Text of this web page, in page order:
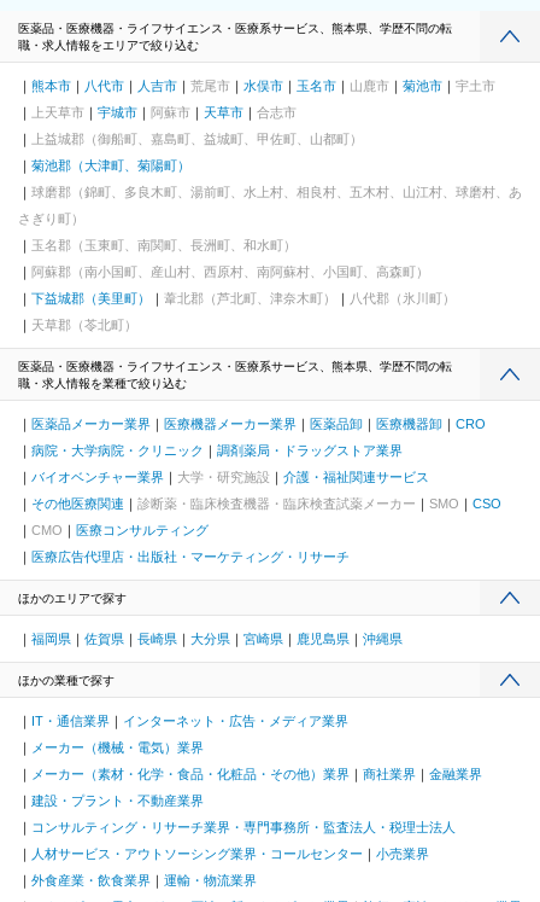
医薬品・医療機器・ライフサイエンス・医療系サービス、熊本県、学歴不問の転
職・求人情報をエリアで絞り込む
熊本市 八代市 人吉市 荒尾市 水俣市 玉名市 山鹿市 菊池市
宇土市
上天草市
宇城市 阿蘇市 天草市
合志市
上益城郡（御船町、嘉島町、益城町、甲佐町、山都町）
菊池郡（大津町、菊陽町）
球磨郡（錦町、多良木町、湯前町、水上村、相良村、五木村、山江村、球磨村、あ
さぎり町）
玉名郡（玉東町、南関町、長洲町、和水町）
阿蘇郡（南小国町、産山村、西原村、南阿蘇村、小国町、高森町）
下益城郡（美里町）
葦北郡（芦北町、津奈木町）
八代郡（氷川町）
天草郡（苓北町）
医薬品・医療機器・ライフサイエンス・医療系サービス、熊本県、学歴不問の転
職・求人情報を業種で絞り込む
医薬品メーカー業界 医療機器メーカー業界 医薬品卸 医療機器卸
CRO
病院・大学病院・クリニック
調剤薬局・ドラッグストア業界
バイオベンチャー業界
大学・研究施設
介護・福祉関連サービス
その他医療関連
診断薬・臨床検査機器・臨床検査試薬メーカー SMO
CSO
CMO
医療コンサルティング
医療広告代理店・出版社・マーケティング・リサーチ
ほかのエリアで探す
福岡県 佐賀県 長崎県 大分県 宮崎県 鹿児島県 沖縄県
ほかの業種で探す
IT・通信業界
インターネット・広告・メディア業界
メーカー（機械・電気）業界
メーカー（素材・化学・食品・化粧品・その他）業界
商社業界
金融業界
建設・プラント・不動産業界
コンサルティング・リサーチ業界・専門事務所・監査法人・税理士法人
人材サービス・アウトソーシング業界・コールセンター
小売業界
外食産業・飲食業界
運輸・物流業界